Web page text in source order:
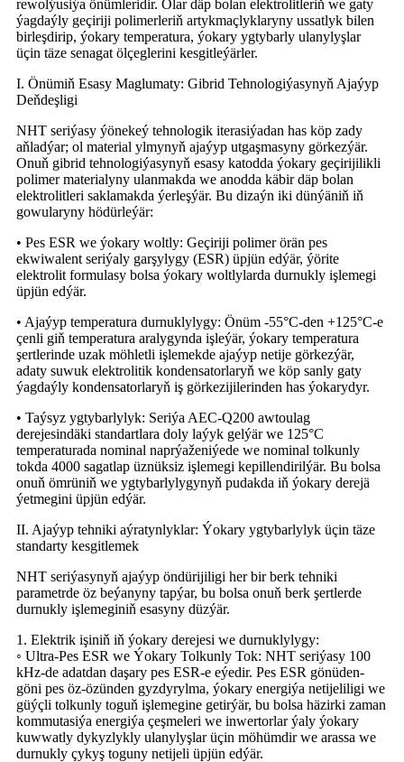
rewolýusiýa önümleridir. Olar däp bolan elektrolitleriň we gaty
ýagdaýly geçiriji polimerleriň artykmaçlyklaryny ussatlyk bilen
birleşdirip, ýokary temperatura, ýokary ygtybarly ulanylyşlar
üçin täze senagat ölçeglerini kesgitleýärler.
I. Önümiň Esasy Maglumaty: Gibrid Tehnologiýasynyň Ajaýyp
Deňdeşligi
NHT seriýasy ýönekeý tehnologik iterasiýadan has köp zady
aňladýar; ol material ylmynyň ajaýyp utgaşmasyny görkezýär.
Onuň gibrid tehnologiýasynyň esasy katodda ýokary geçirijilikli
polimer materialyny ulanmakda we anodda käbir däp bolan
elektrolitleri saklamakda ýerleşýär. Bu dizaýn iki dünýäniň iň
gowularyny hödürleýär:
• Pes ESR we ýokary woltly: Geçiriji polimer örän pes
ekwiwalent seriýaly garşylygy (ESR) üpjün edýär, ýörite
elektrolit formulasy bolsa ýokary woltlylarda durnukly işlemegi
üpjün edýär.
• Ajaýyp temperatura durnuklylygy: Önüm -55°C-den +125°C-e
çenli giň temperatura aralygynda işleýär, ýokary temperatura
şertlerinde uzak möhletli işlemekde ajaýyp netije görkezýär,
adaty suwuk elektrolitik kondensatorlaryň we köp sanly gaty
ýagdaýly kondensatorlaryň iş görkezijilerinden has ýokarydyr.
• Taýsyz ygtybarlylyk: Seriýa AEC-Q200 awtoulag
derejesindäki standartlara doly laýyk gelýär we 125°C
temperaturada nominal naprýaženiýede we nominal tolkunly
tokda 4000 sagatlap üznüksiz işlemegi kepillendirilýär. Bu bolsa
onuň ömrüniň we ygtybarlylygynyň pudakda iň ýokary derejä
ýetmegini üpjün edýär.
II. Ajaýyp tehniki aýratynlyklar: Ýokary ygtybarlylyk üçin täze
standarty kesgitlemek
NHT seriýasynyň ajaýyp öndürijiligi her bir berk tehniki
parametrde öz beýanyny tapýar, bu bolsa onuň berk şertlerde
durnukly işlemeginiň esasyny düzýär.
1. Elektrik işiniň iň ýokary derejesi we durnuklylygy:
◦ Ultra-Pes ESR we Ýokary Tolkunly Tok: NHT seriýasy 100
kHz-de adatdan daşary pes ESR-e eýedir. Pes ESR gönüden-
göni pes öz-özünden gyzdyrylma, ýokary energiýa netijeliligi we
güýçli tolkunly toguň işlemegine getirýär, bu bolsa häzirki zaman
kommutasiýa energiýa çeşmeleri we inwertorlar ýaly ýokary
kuwwatly dykyzlykly ulanylyşlar üçin möhümdir we arassa we
durnukly çykyş toguny netijeli üpjün edýär.